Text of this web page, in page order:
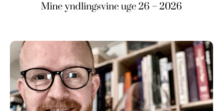
Mine yndlingsvine uge 26 – 2026